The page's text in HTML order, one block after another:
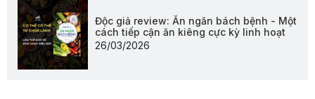
Độc giả review: Ăn ngăn bách bệnh - Một
cách tiếp cận ăn kiêng cực kỳ linh hoạt
26/03/2026